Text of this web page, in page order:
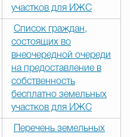
участков для ИЖС
Список граждан,
состоящих во
внеочередной очереди
на предоставление в
собственность
бесплатно земельных
участков для ИЖС
Перечень земельных